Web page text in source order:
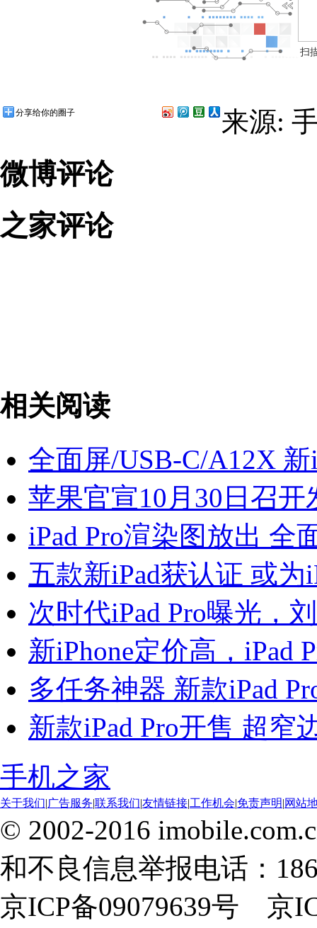
扫
分享给你的圈子 来源:
微博评论
之家评论
相关阅读
全面屏/USB-C/A12X 新
苹果官宣10月30日召开
iPad Pro渲染图放出 全
五款新iPad获认证 或为
次时代iPad Pro曝光，
新iPhone定价高，iPad
多任务神器 新款iPad
新款iPad Pro开售 超窄
手机之家
关于我们|广告服务|联系我们|友情链接|工作机会|免责声明|网站
© 2002-2016
和不良信息举报电话：
京ICP备09079639号 京